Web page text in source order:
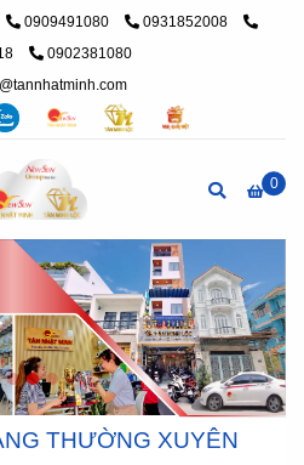
0909491080
0931852008
0902381080
0
THƯỜNG XUYÊN